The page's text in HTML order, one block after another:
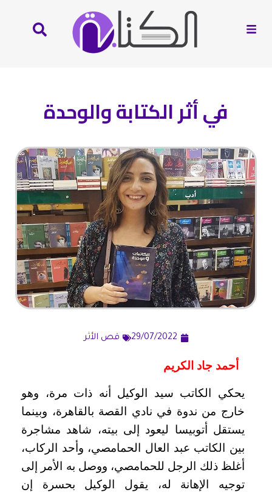
في أثر الكتابة والوحدة
29/07/2022 قص الأثر
أحمد جاد الكريم
يحكي الكاتب سيد الوكيل أنه ذات مرة، وهو
خارج من ندوة في نادي القصة بالقاهرة، وبينما
يستقل أتوبيسا ليعود إلى بيته، شاهد مشاجرة
بين الكاتب عبد العال الحمامصي، وأحد الركاب،
أغلظ ذلك الرجل للحمامصي، ووصل به الأمر إلى
توجيه الإهانة له، يقول الوكيل بحسرة إن